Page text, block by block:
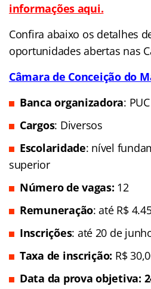
informações aqui.
Confira abaixo os detalhes
oportunidades abertas nas
Câmara de Conceição do
Banca organizadora:
Cargos: Diversos
Escolaridade: nível
superior
Número de vagas: 12
Remuneração: até R$
Inscrições: até 20 de
Taxa de inscrição: R$
Data da prova objetiva: